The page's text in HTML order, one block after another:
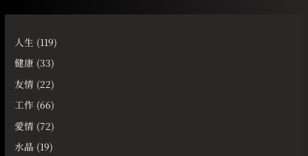
人生 (119)
健康 (33)
友情 (22)
工作 (66)
愛情 (72)
水晶 (19)